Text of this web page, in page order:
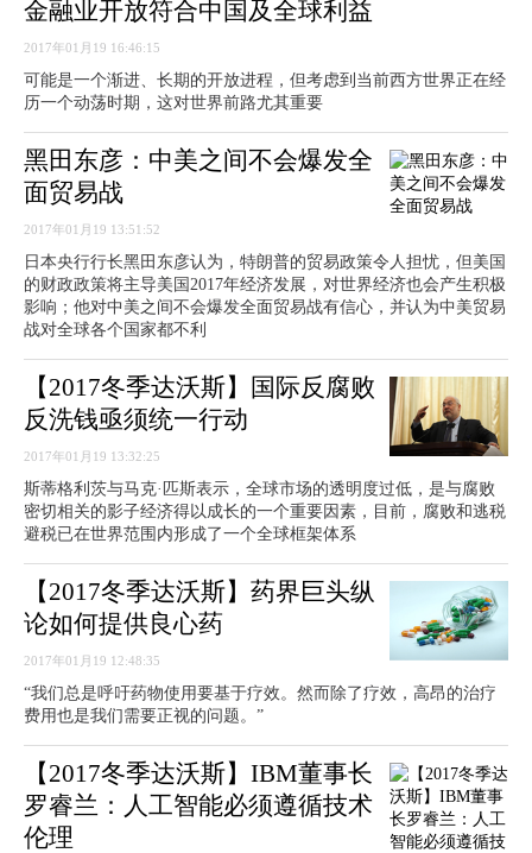
金融业开放符合中国及全球利益
2017年01月19 16:46:15
可能是一个渐进、长期的开放进程，但考虑到当前西方世界正在经
历一个动荡时期，这对世界前路尤其重要
黑田东彦：中美之间不会爆发全
面贸易战
2017年01月19 13:51:52
日本央行行长黑田东彦认为，特朗普的贸易政策令人担忧，但美国
的财政政策将主导美国2017年经济发展，对世界经济也会产生积极
影响；他对中美之间不会爆发全面贸易战有信心，并认为中美贸易
战对全球各个国家都不利
【2017冬季达沃斯】国际反腐败
反洗钱亟须统一行动
2017年01月19 13:32:25
斯蒂格利茨与马克·匹斯表示，全球市场的透明度过低，是与腐败
密切相关的影子经济得以成长的一个重要因素，目前，腐败和逃税
避税已在世界范围内形成了一个全球框架体系
【2017冬季达沃斯】药界巨头纵
论如何提供良心药
2017年01月19 12:48:35
“我们总是呼吁药物使用要基于疗效。然而除了疗效，高昂的治疗
费用也是我们需要正视的问题。”
【2017冬季达沃斯】IBM董事长
罗睿兰：人工智能必须遵循技术
伦理